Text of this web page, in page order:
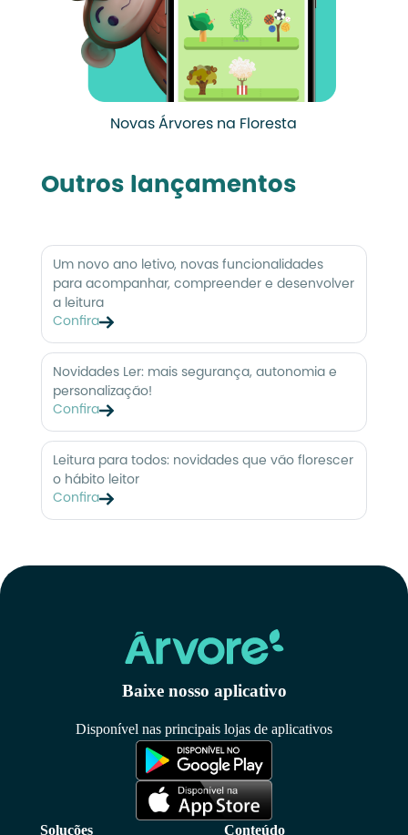
Novas Árvores na Floresta
Outros lançamentos
Um novo ano letivo, novas funcionalidades
para acompanhar, compreender e desenvolver
a leitura
Confira
Novidades Ler: mais segurança, autonomia e
personalização!
Confira
Leitura para todos: novidades que vão florescer
o hábito leitor
Confira
Baixe nosso aplicativo
Disponível nas principais lojas de aplicativos
Soluções Conteúdo